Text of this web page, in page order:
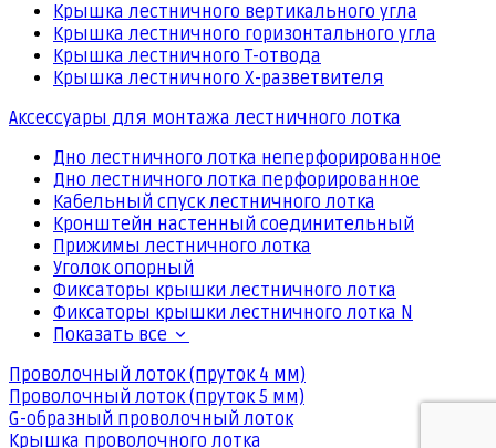
Крышка лестничного вертикального угла
Крышка лестничного горизонтального угла
Крышка лестничного Т-отвода
Крышка лестничного Х-разветвителя
Аксессуары для монтажа лестничного лотка
Дно лестничного лотка неперфорированное
Дно лестничного лотка перфорированное
Кабельный спуск лестничного лотка
Кронштейн настенный соединительный
Прижимы лестничного лотка
Уголок опорный
Фиксаторы крышки лестничного лотка
Фиксаторы крышки лестничного лотка N
Показать все
Проволочный лоток (пруток 4 мм)
Проволочный лоток (пруток 5 мм)
G-образный проволочный лоток
Крышка проволочного лотка